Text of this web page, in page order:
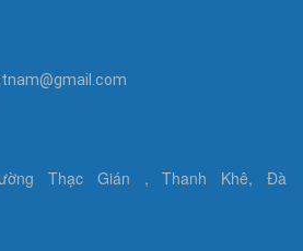
Thạc Gián , Thanh Khê, Đà